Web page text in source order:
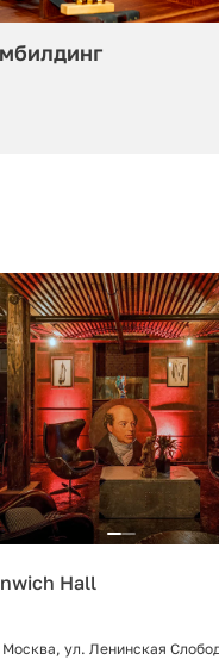
Hall
Москва, ул. Ленинская